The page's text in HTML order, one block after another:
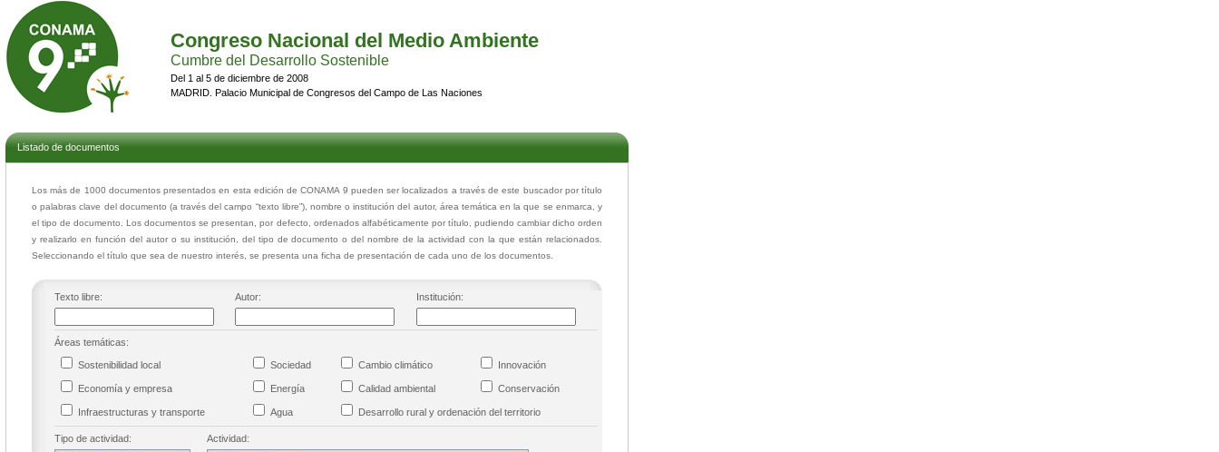
Congreso Nacional del Medio Ambiente
Cumbre del Desarrollo Sostenible
Del 1 al 5 de diciembre de 2008
MADRID. Palacio Municipal de Congresos del Campo de Las Naciones
Listado de documentos
Los más de 1000 documentos presentados en esta edición de CONAMA 9 pueden ser localizados a través de este buscador por título
o palabras clave del documento (a través del campo “texto libre”), nombre o institución del autor, área temática en la que se enmarca, y
el tipo de documento. Los documentos se presentan, por defecto, ordenados alfabéticamente por título, pudiendo cambiar dicho orden
y realizarlo en función del autor o su institución, del tipo de documento o del nombre de la actividad con la que están relacionados.
Seleccionando el título que sea de nuestro interés, se presenta una ficha de presentación de cada uno de los documentos.
Texto libre: Autor: Institución:
Áreas temáticas:
Sostenibilidad local Sociedad Cambio climático Innovación
Economía y empresa Energía Calidad ambiental Conservación
Infraestructuras y transporte Agua Desarrollo rural y ordenación del territorio
Tipo de actividad: Actividad: